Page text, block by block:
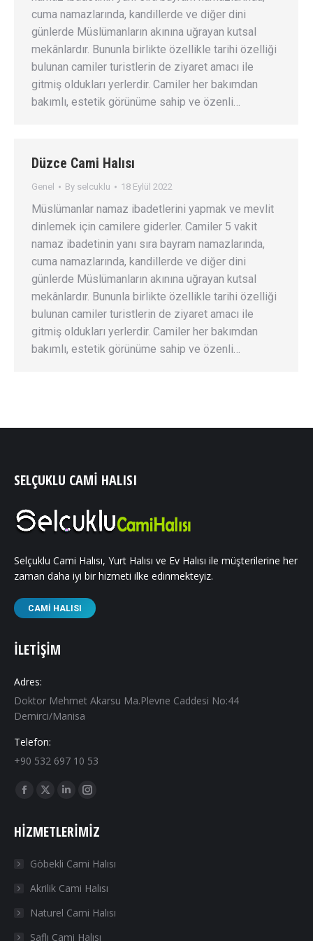
cuma namazlarında, kandillerde ve diğer dini
günlerde Müslümanların akınına uğrayan kutsal
mekânlardır. Bununla birlikte özellikle tarihi özelliği
bulunan camiler turistlerin de ziyaret amacı ile
gitmiş oldukları yerlerdir. Camiler her bakımdan
bakımlı, estetik görünüme sahip ve özenli…
Düzce Cami Halısı
Genel By selcuklu 18 Eylül 2022
Müslümanlar namaz ibadetlerini yapmak ve mevlit
dinlemek için camilere giderler. Camiler 5 vakit
namaz ibadetinin yanı sıra bayram namazlarında,
cuma namazlarında, kandillerde ve diğer dini
günlerde Müslümanların akınına uğrayan kutsal
mekânlardır. Bununla birlikte özellikle tarihi özelliği
bulunan camiler turistlerin de ziyaret amacı ile
gitmiş oldukları yerlerdir. Camiler her bakımdan
bakımlı, estetik görünüme sahip ve özenli…
SELÇUKLU CAMI HALISI
Selçuklu Cami Halısı, Yurt Halısı ve Ev Halısı ile müşterilerine her
zaman daha iyi bir hizmeti ilke edinmekteyiz.
CAMI HALISI
İLETIŞIM
Adres:
Doktor Mehmet Akarsu Ma.Plevne Caddesi No:44
Demirci/Manisa
Telefon:
+90 532 697 10 53
Find us on:
Facebook
opens
new
window
X
opens
new
window
Linkedin
opens
new
window
Instagram
opens
new
window
HIZMETLERIMIZ
Göbekli Cami Halısı
Akrilik Cami Halısı
Naturel Cami Halısı
Saflı Cami Halısı